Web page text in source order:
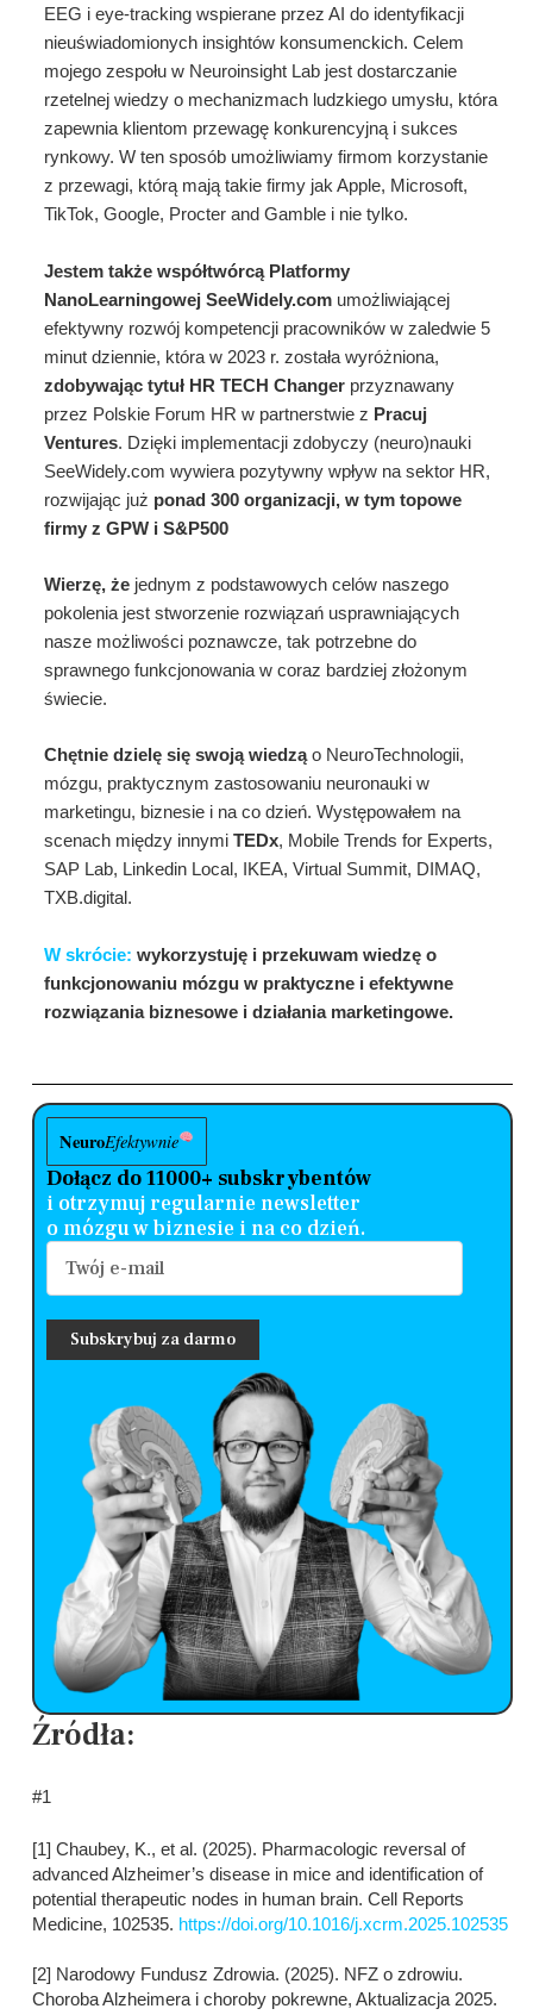
EEG i eye-tracking wspierane przez AI do identyfikacji
nieuświadomionych insightów konsumenckich. Celem
mojego zespołu w Neuroinsight Lab jest dostarczanie
rzetelnej wiedzy o mechanizmach ludzkiego umysłu, która
zapewnia klientom przewagę konkurencyjną i sukces
rynkowy. W ten sposób umożliwiamy firmom korzystanie
z przewagi, którą mają takie firmy jak Apple, Microsoft,
TikTok, Google, Procter and Gamble i nie tylko.
Jestem także współtwórcą Platformy
NanoLearningowej SeeWidely.com umożliwiającej
efektywny rozwój kompetencji pracowników w zaledwie 5
minut dziennie, która w 2023 r. została wyróżniona,
zdobywając tytuł HR TECH Changer przyznawany
przez Polskie Forum HR w partnerstwie z Pracuj
Ventures. Dzięki implementacji zdobyczy (neuro)nauki
SeeWidely.com wywiera pozytywny wpływ na sektor HR,
rozwijając już ponad 300 organizacji, w tym topowe
firmy z GPW i S&P500
Wierzę, że jednym z podstawowych celów naszego
pokolenia jest stworzenie rozwiązań usprawniających
nasze możliwości poznawcze, tak potrzebne do
sprawnego funkcjonowania w coraz bardziej złożonym
świecie.
Chętnie dzielę się swoją wiedząo NeuroTechnologii,
mózgu, praktycznym zastosowaniu neuronauki w
marketingu, biznesie i na co dzień. Występowałem na
scenach między innymiTEDx, Mobile Trends for Experts,
SAP Lab, Linkedin Local, IKEA, Virtual Summit, DIMAQ,
TXB.digital.
W skrócie: wykorzystuję i przekuwam wiedzę o
funkcjonowaniu mózgu w praktyczne i efektywne
rozwiązania biznesowe i działania marketingowe.
NeuroEfektywnie
Dołącz do 11000+ subskrybentów
i otrzymuj regularnie newsletter
o mózgu w biznesie i na co dzień.
Źródła:
#1
[1] Chaubey, K., et al. (2025). Pharmacologic reversal of
advanced Alzheimer’s disease in mice and identification of
potential therapeutic nodes in human brain. Cell Reports
Medicine, 102535. https://doi.org/10.1016/j.xcrm.2025.102535
[2] Narodowy Fundusz Zdrowia. (2025). NFZ o zdrowiu.
Choroba Alzheimera i choroby pokrewne, Aktualizacja 2025.